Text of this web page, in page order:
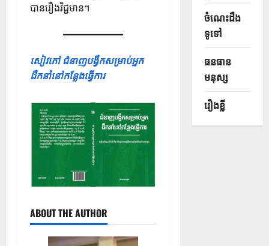
បាន​រឿង​វិជ្ជមាន។
សៀវភៅ ជំនាញបង្វឹកសម្រាប់អ្នក
ដឹកនាំនៅកន្លែងធ្វើការ
ABOUT THE AUTHOR
ចំណេះដឹង
ទូទៅ
ធនធាន
មនុស្ស
រឿងខ្លី